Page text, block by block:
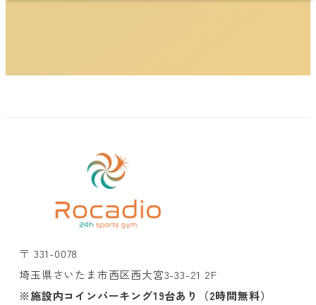
〒 331-0078
埼玉県さいたま市西区西大宮3-33-21 2F
※施設内コインパーキング19台あり（2時間無料）